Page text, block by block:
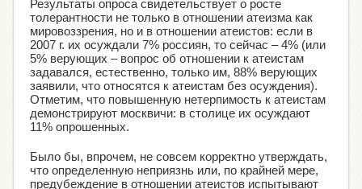
Результаты опроса свидетельствует о росте
толерантности не только в отношении атеизма как
мировоззрения, но и в отношении атеистов: если в
2007 г. их осуждали 7% россиян, то сейчас – 4% (или
5% верующих – вопрос об отношении к атеистам
задавался, естественно, только им, 88% верующих
заявили, что относятся к атеистам без осуждения).
Отметим, что повышенную нетерпимость к атеистам
демонстрируют москвичи: в столице их осуждают
11% опрошенных.
Было бы, впрочем, не совсем корректно утверждать,
что определенную неприязнь или, по крайней мере,
предубеждение в отношении атеистов испытывают